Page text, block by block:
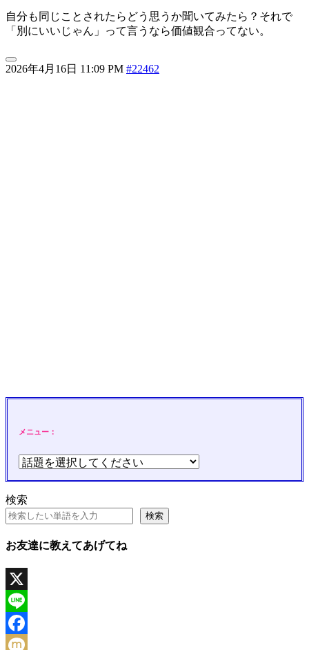
2026年4月16日 11:09 PM #22462
自分も同じことされたらどう思うか聞いてみたら？それで
「別にいいじゃん」って言うなら価値観合ってない。
メニュー：
検索
検索
お友達に教えてあげてね
X
Line
Facebook